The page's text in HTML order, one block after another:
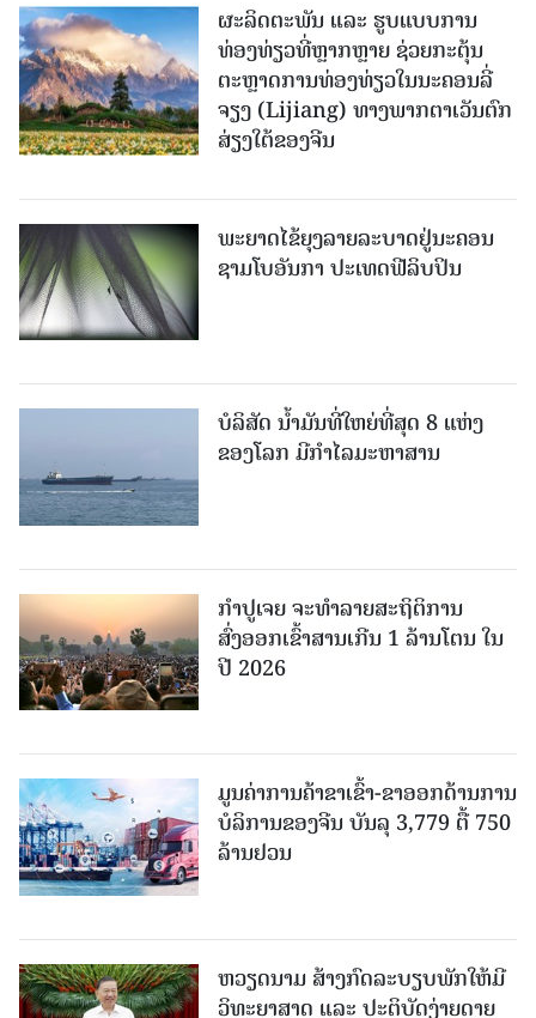
ຜະລິດຕະພັນ ແລະ ຮູບແບບການ
ທ່ອງທ່ຽວທີ່ຫຼາກຫຼາຍ ຊ່ວຍກະຕຸ້ນ
ຕະຫຼາດການທ່ອງທ່ຽວໃນນະຄອນລີ່
ຈຽງ (Lijiang) ທາງພາກຕາເວັນຕົກ
ສ່ຽງໃຕ້ຂອງຈີນ
ພະຍາດໄຂ້ຍຸງລາຍລະບາດຢູ່ນະຄອນ
ຊາມໂບ​ອັນກາ ປະເທດຟີລິບປິນ
ບໍລິສັດ ນ້ຳມັນທີ່ໃຫຍ່ທີ່ສຸດ 8 ແຫ່ງ
ຂອງໂລກ ມີກຳໄລມະຫາສານ
ກຳປູເຈຍ ຈະທຳລາຍສະຖິຕິການ
ສົ່ງອອກເຂົ້າສານເກີນ 1 ລ້ານໂຕນ ໃນ
ປີ 2026
ມູນຄ່າການຄ້າຂາເຂົ້າ-ຂາອອກດ້ານການ
ບໍລິການຂອງຈີນ ບັນລຸ 3,779 ຕື້ 750
ລ້ານຢວນ
ຫວຽດນາມ ສ້າງກົດລະບຽບພັກໃຫ້ມີ
ວິທະຍາສາດ ແລະ ປະຕິບັດງ່າຍດາຍ